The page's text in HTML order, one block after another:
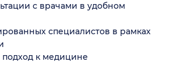
с врачами в удобном
специалистов в рамках
подход к медицине